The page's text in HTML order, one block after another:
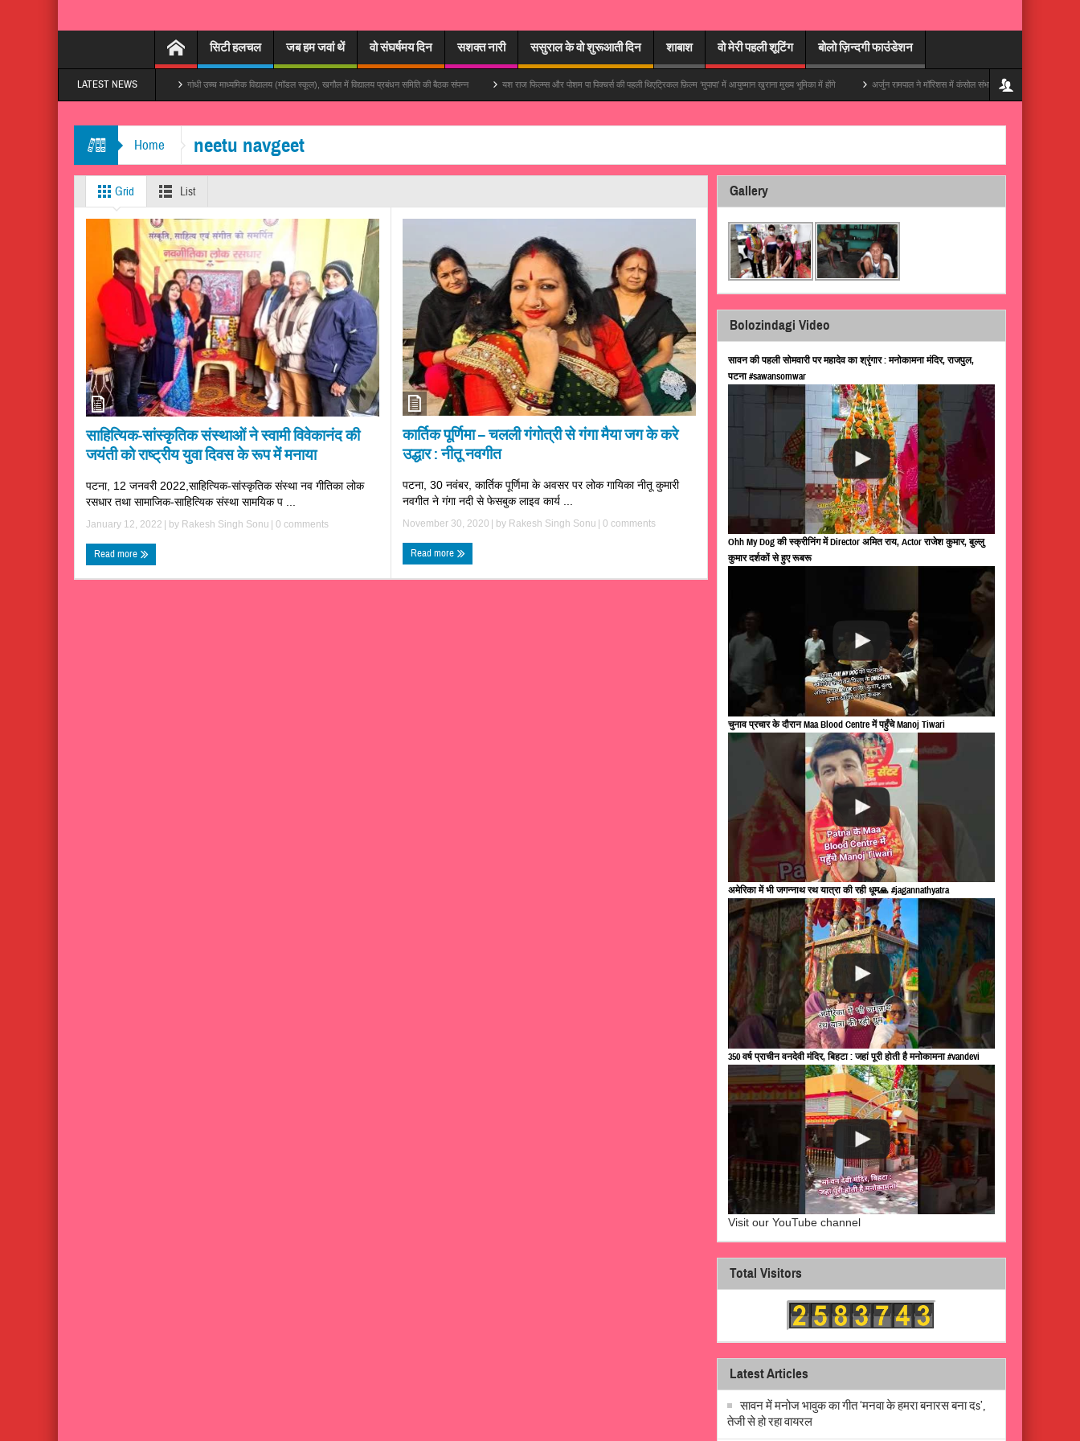
सिटी हलचल जब हम जवां थें वो संघर्षमय दिन सशक्त नारी ससुराल के वो शुरूआती दिन शाबाश वो मेरी पहली शूटिंग बोलो ज़िन्दगी फाउंडेशन
LATEST NEWS
बना दs’, तेजी से हो रहा वायरल गांधी उच्च माध्यमिक विद्यालय (मॉडल स्कूल), खगौल में विद्यालय प्रबंधन समिति की बैठक संपन्न यश राज फिल्म्स और पोशम पा पिक्चर्स की पहली थिएट्रिकल फ़िल्म ‘मुपापा’ में आयुष्मान खुराना मुख्य भूमिका में होंगे अर्जुन रामपाल ने मॉरिशस में कंसोल संभाला, अपनी ट्रिप की एक ज़बरदस्त झलक
Home neetu navgeet
Grid List
साहित्यिक-सांस्कृतिक संस्थाओं ने स्वामी विवेकानंद की
जयंती को राष्ट्रीय युवा दिवस के रूप में मनाया
पटना, 12 जनवरी 2022,साहित्यिक-सांस्कृतिक संस्था नव गीतिका लोक
रसधार तथा सामाजिक-साहित्यिक संस्था सामयिक प ...
January 12, 2022 | by Rakesh Singh Sonu 0 comments
Read more
कार्तिक पूर्णिमा – चलली गंगोत्री से गंगा मैया जग के करे
उद्धार : नीतू नवगीत
पटना, 30 नवंबर, कार्तिक पूर्णिमा के अवसर पर लोक गायिका नीतू कुमारी
नवगीत ने गंगा नदी से फेसबुक लाइव कार्य ...
November 30, 2020 | by Rakesh Singh Sonu 0 comments
Read more
Gallery
Bolozindagi Video
सावन की पहली सोमवारी पर महादेव का श्रृंगार : मनोकामना मंदिर, राजपुल,
पटना #sawansomwar
Ohh My Dog की स्क्रीनिंग में Director अमित राय, Actor राजेश कुमार, बुल्लु
कुमार दर्शकों से हुए रूबरू
चुनाव प्रचार के दौरान Maa Blood Centre में पहुँचे Manoj Tiwari
अमेरिका में भी जगन्नाथ रथ यात्रा की रही धूम🙏 #jagannathyatra
350 वर्ष प्राचीन वनदेवी मंदिर, बिहटा : जहां पूरी होती है मनोकामना #vandevi
Visit our YouTube channel
Total Visitors
Latest Articles
सावन में मनोज भावुक का गीत ‘मनवा के हमरा बनारस बना दs’,
तेजी से हो रहा वायरल